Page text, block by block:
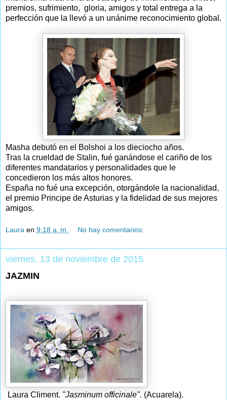
premios, sufrimiento, gloria, amigos y total entrega a la
perfección que la llevó a un unánime reconocimiento global.
Masha debutó en el Bolshoi a los dieciocho años.
Tras la crueldad de Stalin, fué ganándose el cariño de los
diferentes mandatarios y personalidades que le
concedieron los más altos honores.
España no fué una excepción, otorgándole la nacionalidad,
el premio Principe de Asturias y la fidelidad de sus mejores
amigos.
Laura en 9:18 a. m. No hay comentarios:
viernes, 13 de noviembre de 2015
JAZMIN
Laura Climent. "Jasminum officinale". (Acuarela).